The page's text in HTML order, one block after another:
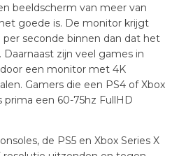
beeldscherm van meer van
goede is. De monitor krijgt
seconde binnen dan dat het
zijn veel games in
een monitor met 4K
Gamers die een PS4 of Xbox
een 60-75hz FullHD
de PS5 en Xbox Series X